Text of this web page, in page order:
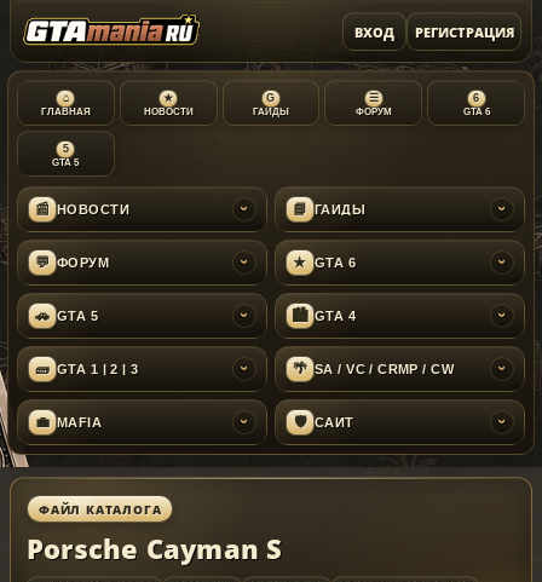
ВХОД РЕГИСТРАЦИЯ
⌂
ГЛАВНАЯ
★
НОВОСТИ
G
ГАЙДЫ
☰
ФОРУМ
6
GTA 6
5
GTA 5
📰 НОВОСТИ › 📘 ГАЙДЫ ›
💬 ФОРУМ › ★ GTA 6 ›
🚗 GTA 5 › 🏙 GTA 4 ›
🧱 GTA 1 | 2 | 3 › 🌴 SA / VC / CRMP / CW ›
💼 MAFIA › 🛡 САЙТ ›
ФАЙЛ КАТАЛОГА
Porsche Cayman S